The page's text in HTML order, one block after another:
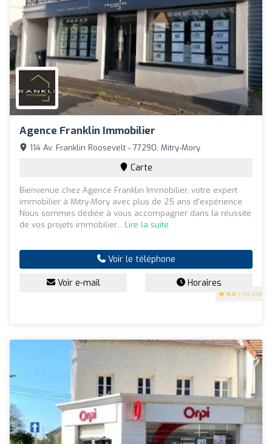
Agence Franklin Immobilier
4.8 (145 avis)
114 Av. Franklin Roosevelt - 77290, Mitry-Mory
Carte
Bienvenue chez Agence Franklin Immobilier, votre expert
immobilier à Mitry-Mory avec plus de 25 ans d'expérience.
Nous sommes dédiée à vous accompagner dans la réussite
de vos projets immobilier... Lire la suite
Voir le téléphone
Voir e-mail Horaires